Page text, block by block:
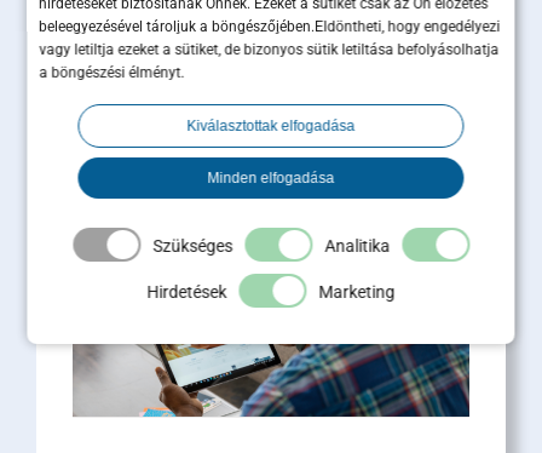
hirdetéseket biztosítanak Önnek. Ezeket a sütiket csak az Ön előzetes
beleegyezésével tároljuk a böngészőjében.Eldöntheti, hogy engedélyezi
vagy letiltja ezeket a sütiket, de bizonyos sütik letiltása befolyásolhatja
a böngészési élményt.
Kiválasztottak elfogadása
Minden elfogadása
Szükséges Analitika
Hirdetések Marketing
A pozicionálás után jön a
pénztermelő kampány – így épül
tovább a Maximum Business
Masterclass
A legutóbbi Maximum Business Masterclass egy
közel 2 órás, intenzív szakmai alkalom volt, ahol
a pozicionálásról, a márkaépítésről és a piaci [...]
Tovább olvasom